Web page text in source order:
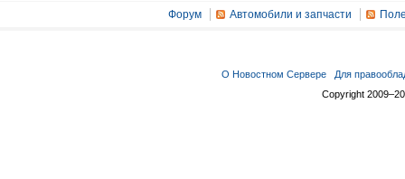
Форум Автомобили и запчасти
О Новостном Сервере
Для
Copyright